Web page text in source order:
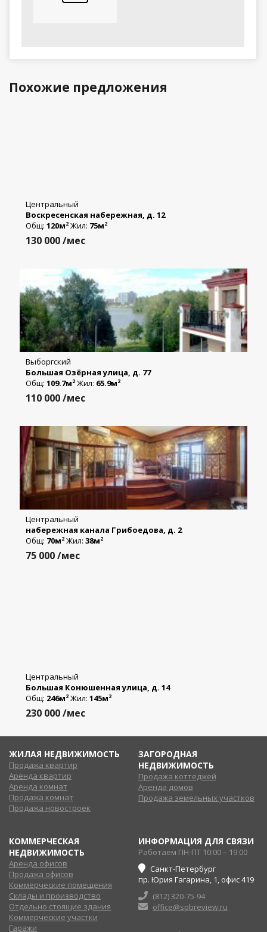
Похожие предложения
Центральный
Воскресенская набережная, д. 12
Общ: 120м2 Жил: 75м2
130 000/мес
Выборгский
Большая Озёрная улица, д. 77
Общ: 109.7м2 Жил: 65.9м2
110 000/мес
Центральный
набережная канала Грибоедова, д. 2
Общ: 70м2 Жил: 38м2
75 000/мес
Центральный
Большая Конюшенная улица, д. 14
Общ: 246м2 Жил: 145м2
230 000/мес
ЖИЛАЯ НЕДВИЖИМОСТЬ
Продажа квартир
Аренда квартир
Аренда комнат
Продажа комнат
Продажа новостроек
ЗАГОРОДНАЯ
НЕДВИЖИМОСТЬ
Продажа коттеджей
Аренда домов
Продажа земельных участков
КОММЕРЧЕСКАЯ
НЕДВИЖИМОСТЬ
Аренда офисов
Продажа офисов
Коммерческие помещения
Склады и производство
Отдельно стоящие здания
Коммерческие участки
Гаражи
ИНФОРМАЦИЯ ДЛЯ СВЯЗИ
Работаем ПН-ПТ 10:00 – 19:00
Санкт-Петербург
пр. Юрия Гагарина, 1, офис 419
(812) 320-75-94
office@spbreview.ru